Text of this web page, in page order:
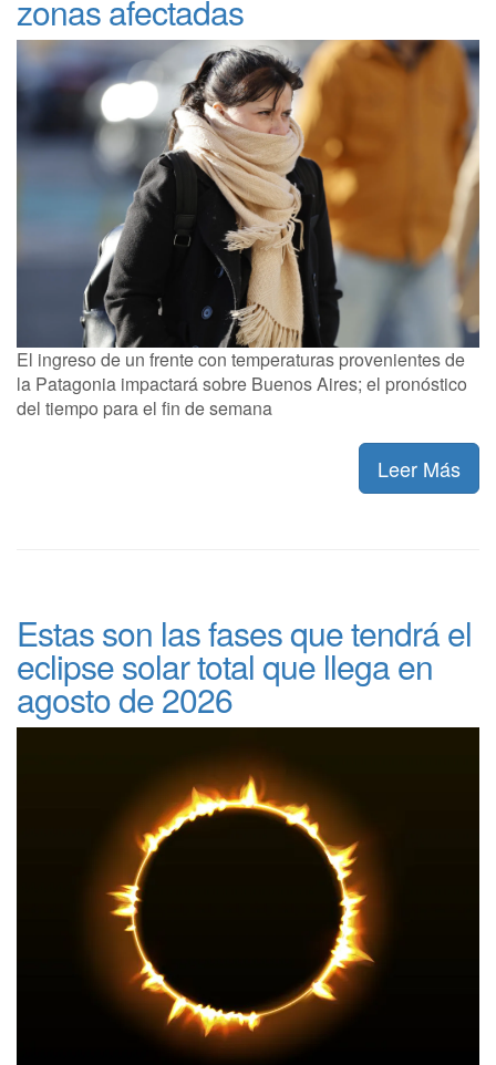
zonas afectadas
El ingreso de un frente con temperaturas provenientes de
la Patagonia impactará sobre Buenos Aires; el pronóstico
del tiempo para el fin de semana
Leer Más
Estas son las fases que tendrá el
eclipse solar total que llega en
agosto de 2026